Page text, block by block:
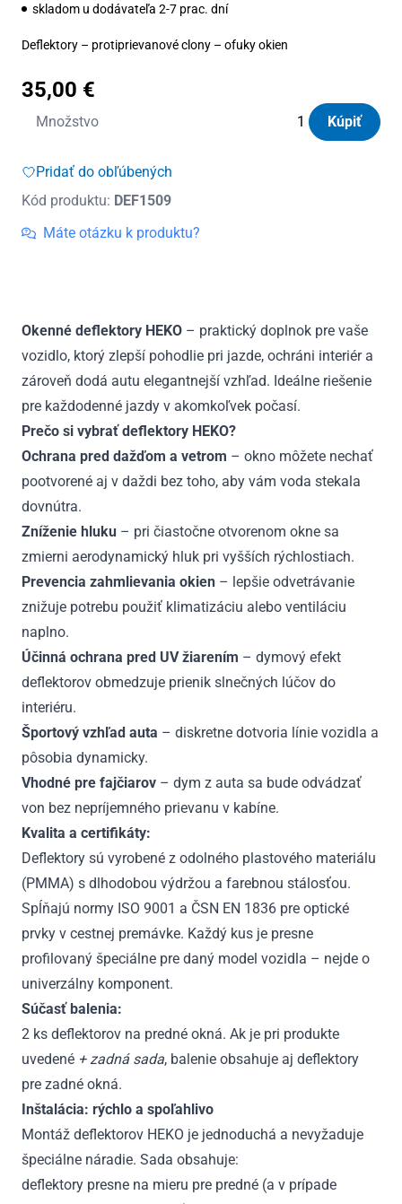
skladom u dodávateľa 2-7 prac. dní
Deflektory – protiprievanové clony – ofuky okien
35,00 €
Množstvo
množstvo
Heko
Camry
V30
Kúpiť
Pridať do obľúbených
Kód produktu: DEF1509
Máte otázku k produktu?
Okenné deflektory HEKO – praktický doplnok pre vaše
vozidlo, ktorý zlepší pohodlie pri jazde, ochráni interiér a
zároveň dodá autu elegantnejší vzhľad. Ideálne riešenie
pre každodenné jazdy v akomkoľvek počasí.
Prečo si vybrať deflektory HEKO?
Ochrana pred dažďom a vetrom – okno môžete nechať
pootvorené aj v daždi bez toho, aby vám voda stekala
dovnútra.
Zníženie hluku – pri čiastočne otvorenom okne sa
zmierni aerodynamický hluk pri vyšších rýchlostiach.
Prevencia zahmlievania okien – lepšie odvetrávanie
znižuje potrebu použiť klimatizáciu alebo ventiláciu
naplno.
Účinná ochrana pred UV žiarením – dymový efekt
deflektorov obmedzuje prienik slnečných lúčov do
interiéru.
Športový vzhľad auta – diskretne dotvoria línie vozidla a
pôsobia dynamicky.
Vhodné pre fajčiarov – dym z auta sa bude odvádzať
von bez nepríjemného prievanu v kabíne.
Kvalita a certifikáty:
Deflektory sú vyrobené z odolného plastového materiálu
(PMMA) s dlhodobou výdržou a farebnou stálosťou.
Spĺňajú normy ISO 9001 a ČSN EN 1836 pre optické
prvky v cestnej premávke. Každý kus je presne
profilovaný špeciálne pre daný model vozidla – nejde o
univerzálny komponent.
Súčasť balenia:
2 ks deflektorov na predné okná. Ak je pri produkte
uvedené + zadná sada, balenie obsahuje aj deflektory
pre zadné okná.
Inštalácia: rýchlo a spoľahlivo
Montáž deflektorov HEKO je jednoduchá a nevyžaduje
špeciálne náradie. Sada obsahuje:
deflektory presne na mieru pre predné (a v prípade